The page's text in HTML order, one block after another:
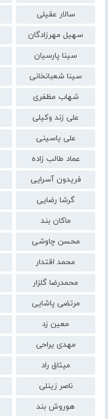
سالار عقیلی
سهیل مهرزادگان
سینا پارسیان
سینا شعبانخانی
شهاب مظفری
علی زند وکیلی
علی یاسینی
عماد طالب زاده
فریدون آسرایی
گرشا رضایی
ماکان بند
محسن چاوشی
محمد اقتدار
محمدرضا گلزار
مرتضی پاشایی
معین زد
مهدی یراحی
میثاق راد
ناصر زینلی
هوروش بند